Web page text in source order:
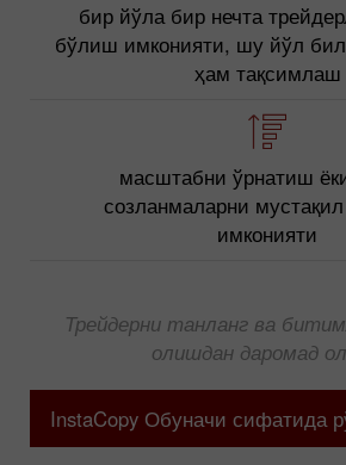
бир йўла бир нечта
бўлиш имконияти, шу йўл
ҳам тақсимлаш
масштабни ўрнатиш
созланмаларни
имконияти
Трейдерни танланг ва
олишдан даромад
InstaCopy Обуначи сифатида